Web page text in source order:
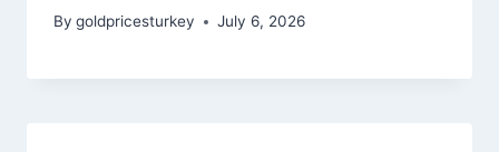
By goldpricesturkey July 6, 2026